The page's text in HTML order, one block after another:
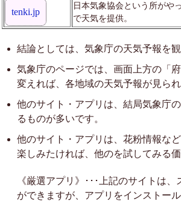
tenki.jp
日本気象協会という所がや
で天気を提供。
結論としては、気象庁の天気予報を
気象庁のページでは、画面上方の「
変えれば、各地域の天気予報が見られ
他のサイト・アプリは、結局気象庁
るものが多いです。
他のサイト・アプリは、花粉情報な
楽しみたければ、他のを試してみる価
《厳選アプリ》･･･上記のサイトは、
ができますが、アプリをインストー